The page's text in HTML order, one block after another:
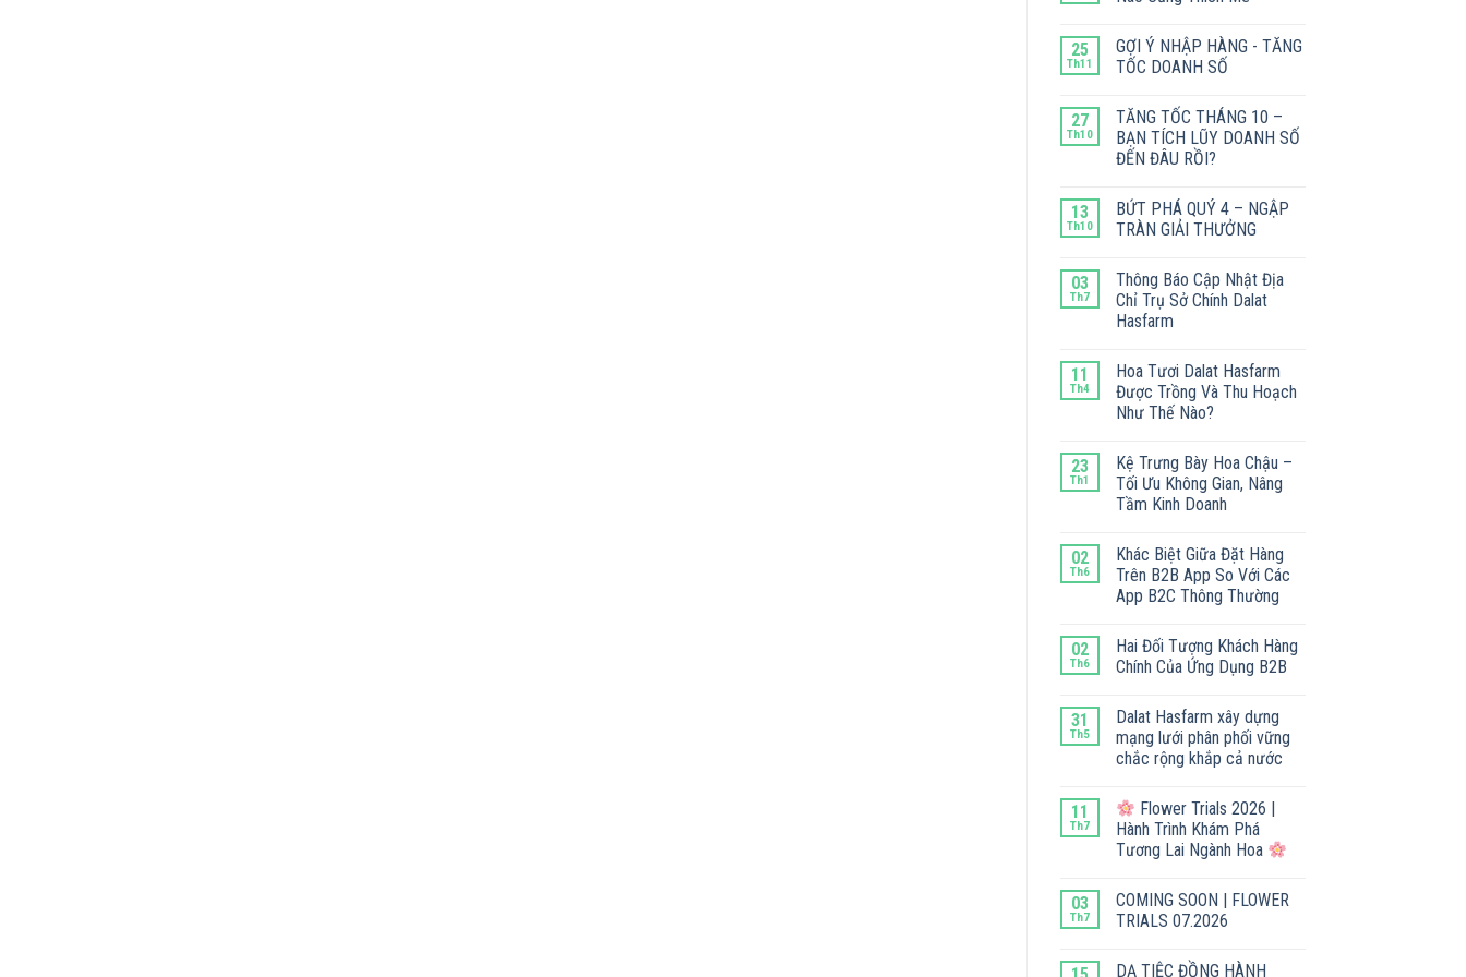
25
Th11
GỢI Ý NHẬP HÀNG - TĂNG
TỐC DOANH SỐ
27
Th10
TĂNG TỐC THÁNG 10 –
BẠN TÍCH LŨY DOANH SỐ
ĐẾN ĐÂU RỒI?
13
Th10
BỨT PHÁ QUÝ 4 – NGẬP
TRÀN GIẢI THƯỞNG
03
Th7
Thông Báo Cập Nhật Địa
Chỉ Trụ Sở Chính Dalat
Hasfarm
11
Th4
Hoa Tươi Dalat Hasfarm
Được Trồng Và Thu Hoạch
Như Thế Nào?
23
Th1
Kệ Trưng Bày Hoa Chậu –
Tối Ưu Không Gian, Nâng
Tầm Kinh Doanh
02
Th6
Khác Biệt Giữa Đặt Hàng
Trên B2B App So Với Các
App B2C Thông Thường
02
Th6
Hai Đối Tượng Khách Hàng
Chính Của Ứng Dụng B2B
31
Th5
Dalat Hasfarm xây dựng
mạng lưới phân phối vững
chắc rộng khắp cả nước
11
Th7
Flower Trials 2026 |
Hành Trình Khám Phá
Tương Lai Ngành Hoa
03
Th7
COMING SOON | FLOWER
TRIALS 07.2026
DẠ TIỆC ĐỒNG HÀNH